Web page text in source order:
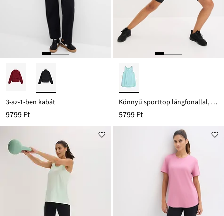
3-az-1-ben kabát
9799 Ft
Könnyű sporttop lángfonallal, gyorsan száradó
5799 Ft